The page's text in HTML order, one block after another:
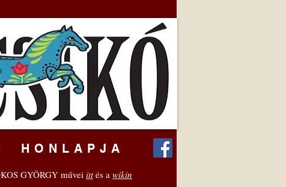
HONLAPJA
GYÖRGY művei ittés a wikin